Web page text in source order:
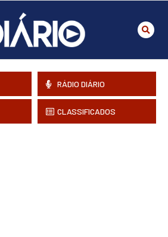
RÁDIO DIÁRIO
CLASSIFICADOS